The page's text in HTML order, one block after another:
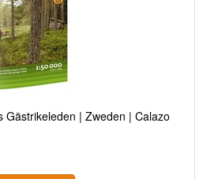
Gästrikeleden | Zweden | Calazo